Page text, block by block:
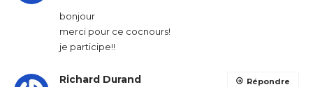
bonjour
merci pour ce cocnours!
je participe!!
Richard Durand Répondre